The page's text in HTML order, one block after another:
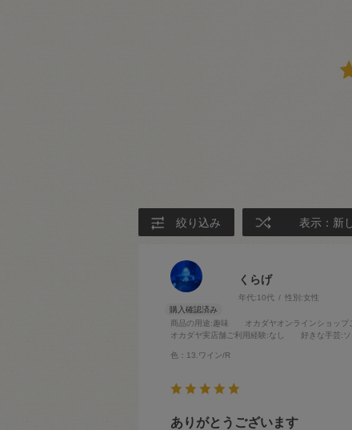
絞り込み 表示：新
くらげ
年代:10代 性別:女性
商品の用途:趣味 オカダヤオンラインショップ
オカダヤ実店舗ご利用経験:なし 好きな手芸:
色：13.ワイン/R
ありがとうございます